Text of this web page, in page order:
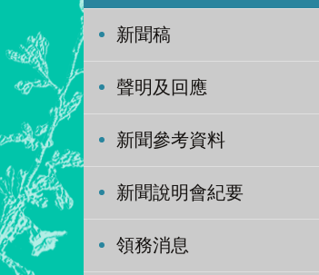
新聞稿
聲明及回應
新聞參考資料
新聞說明會紀要
領務消息